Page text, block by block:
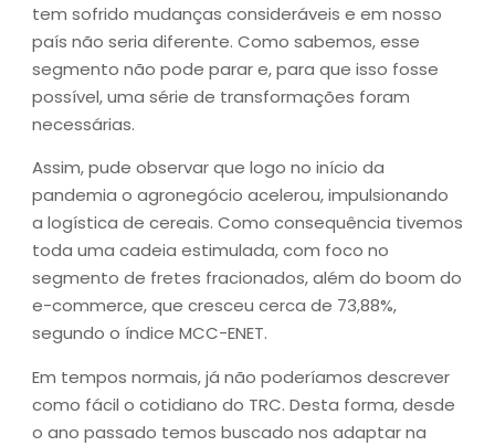
tem sofrido mudanças consideráveis e em nosso
país não seria diferente. Como sabemos, esse
segmento não pode parar e, para que isso fosse
possível, uma série de transformações foram
necessárias.
Assim, pude observar que logo no início da
pandemia o agronegócio acelerou, impulsionando
a logística de cereais. Como consequência tivemos
toda uma cadeia estimulada, com foco no
segmento de fretes fracionados, além do boom do
e-commerce, que cresceu cerca de 73,88%,
segundo o índice MCC-ENET.
Em tempos normais, já não poderíamos descrever
como fácil o cotidiano do TRC. Desta forma, desde
o ano passado temos buscado nos adaptar na